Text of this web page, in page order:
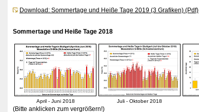
Download: Sommertage und Heiße Tage 2019 (3 Grafiken) (Pdf)
Sommertage und Heiße Tage 2018
April - Juni 2018 Juli - Oktober 2018
(Bitte anklicken zum vergrößern!)